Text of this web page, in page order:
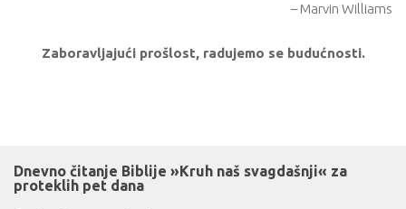
– Marvin Williams
Zaboravljajući prošlost, radujemo se budućnosti.
Dnevno čitanje Biblije »Kruh naš svagdašnji« za
proteklih pet dana